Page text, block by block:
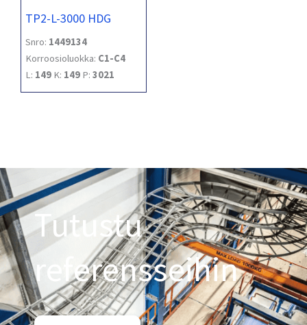
TP2-L-3000 HDG
Snro: 1449134
Korroosioluokka: C1-C4
L: 149 K: 149 P: 3021
Tutustu
referensseihin